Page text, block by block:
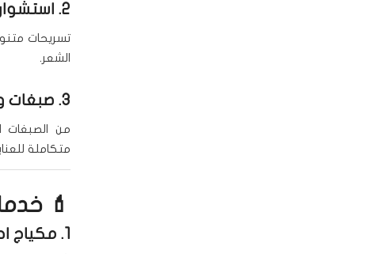
2.
تسريحات
الشعر.
3. صبغات
من الصبغات
متكاملة
💄
1. مكياج